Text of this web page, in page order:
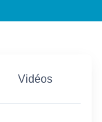
Vidéos